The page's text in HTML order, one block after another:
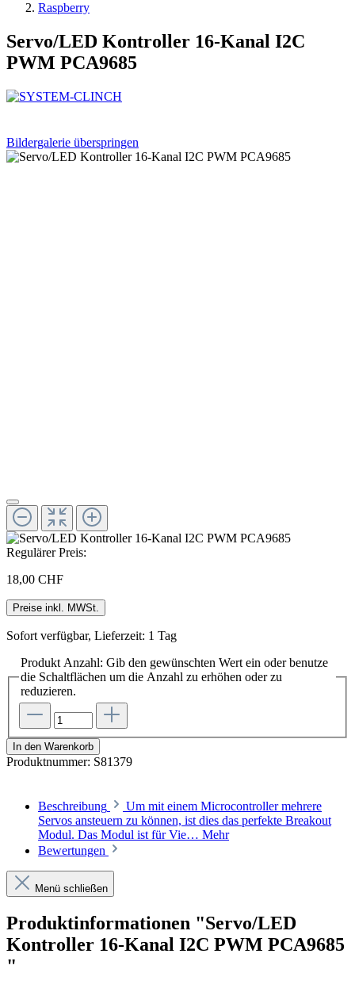
Raspberry
Servo/LED Kontroller 16-Kanal I2C
PWM PCA9685
Bildergalerie überspringen
Regulärer Preis:
18,00 CHF
Preise inkl. MWSt.
Sofort verfügbar, Lieferzeit: 1 Tag
Produkt Anzahl: Gib den gewünschten Wert ein oder benutze
die Schaltflächen um die Anzahl zu erhöhen oder zu
reduzieren.
In den Warenkorb
Produktnummer: S81379
Beschreibung
Um mit einem Microcontroller mehrere
Servos ansteuern zu können, ist dies das perfekte Breakout
Modul. Das Modul ist für Vie… Mehr
Bewertungen
Menü schließen
Produktinformationen "Servo/LED
Kontroller 16-Kanal I2C PWM PCA9685
"